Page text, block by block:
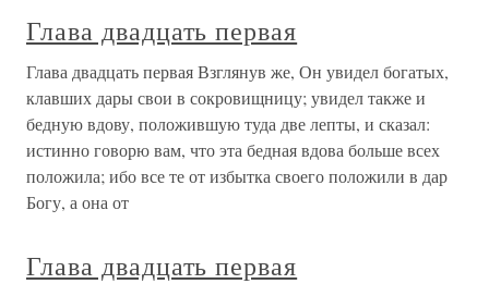
Глава двадцать первая
Глава двадцать первая Взглянув же, Он увидел богатых,
клавших дары свои в сокровищницу; увидел также и
бедную вдову, положившую туда две лепты, и сказал:
истинно говорю вам, что эта бедная вдова больше всех
положила; ибо все те от избытка своего положили в дар
Богу, а она от
Глава двадцать первая